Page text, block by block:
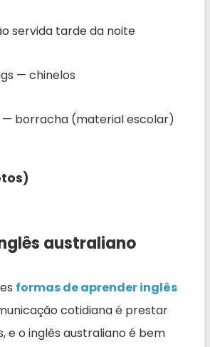
servida tarde da noite
— chinelos
borracha (material escolar)
australiano
formas de aprender inglês
cotidiana é prestar
e o inglês australiano é bem